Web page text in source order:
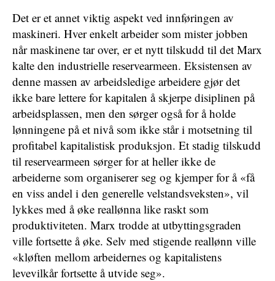
Det er et annet viktig aspekt ved innføringen av
maskineri. Hver enkelt arbeider som mister jobben
når maskinene tar over, er et nytt tilskudd til det Marx
kalte den industrielle reservearmeen. Eksistensen av
denne massen av arbeidsledige arbeidere gjør det
ikke bare lettere for kapitalen å skjerpe disiplinen på
arbeidsplassen, men den sørger også for å holde
lønningene på et nivå som ikke står i motsetning til
profitabel kapitalistisk produksjon. Et stadig tilskudd
til reservearmeen sørger for at heller ikke de
arbeiderne som organiserer seg og kjemper for å «få
en viss andel i den generelle velstandsveksten», vil
lykkes med å øke reallønna like raskt som
produktiviteten. Marx trodde at utbyttingsgraden
ville fortsette å øke. Selv med stigende reallønn ville
«kløften mellom arbeidernes og kapitalistens
levevilkår fortsette å utvide seg».